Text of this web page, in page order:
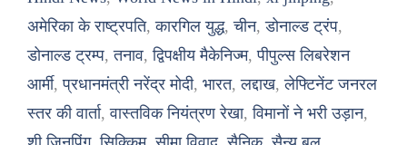
अमेरिका के राष्ट्रपति,कारगिल युद्ध,चीन,डोनाल्ड ट्रंप,
डोनाल्ड ट्रम्प,तनाव,द्विपक्षीय मैकेनिज्म,पीपुल्स लिबरेशन
आर्मी,प्रधानमंत्री नरेंद्र मोदी, भारत,लद्दाख,लेफ्टिनेंट जनरल
स्तर की वार्ता,वास्तविक नियंत्रण रेखा,विमानों ने भरी उड़ान,